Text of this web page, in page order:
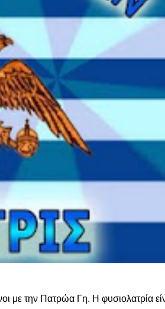
με την Πατρώα Γη. Η φυσιολατρία